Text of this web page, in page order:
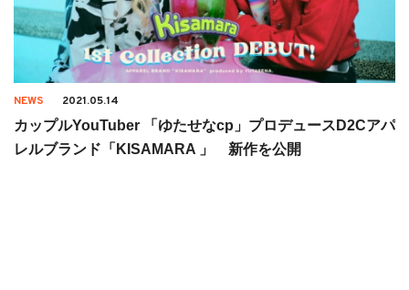
NEWS 2021.05.14
カップルYouTuber 「ゆたせなcp」プロデュースD2Cアパ
レルブランド「KISAMARA 」 新作を公開